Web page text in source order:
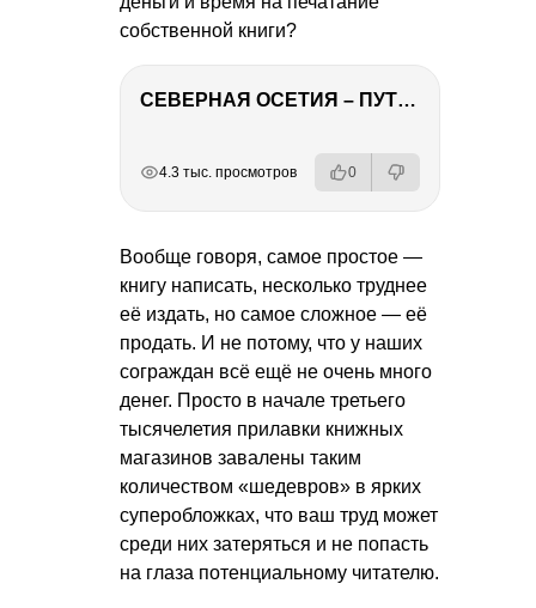
собственной книги?
СЕВЕРНАЯ ОСЕТИЯ – ПУТЕШЕСТВИЕ НА КАВКАЗ часть 4
4.3 тыс. просмотров 0
Вообще говоря, самое простое —
книгу написать, несколько труднее
её издать, но самое сложное — её
продать. И не потому, что у наших
сограждан всё ещё не очень много
денег. Просто в начале третьего
тысячелетия прилавки книжных
магазинов завалены таким
количеством «шедевров» в ярких
суперобложках, что ваш труд может
среди них затеряться и не попасть
на глаза потенциальному читателю.